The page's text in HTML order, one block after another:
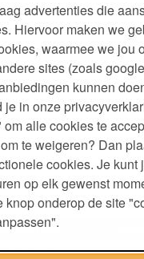
advertenties die
Hiervoor maken we
waarmee we jou
sites (zoals
kunnen
je in onze
alle cookies te
te weigeren? Dan
cookies. Je kunt
op elk gewenst
knop onderop de site
lijmstof
te gebruiken
en andere
weekmakers (incl.
en zware metalen.
vaatwasser en
maten
voor je messen
gewicht
(cm)
x 20 x 1,5